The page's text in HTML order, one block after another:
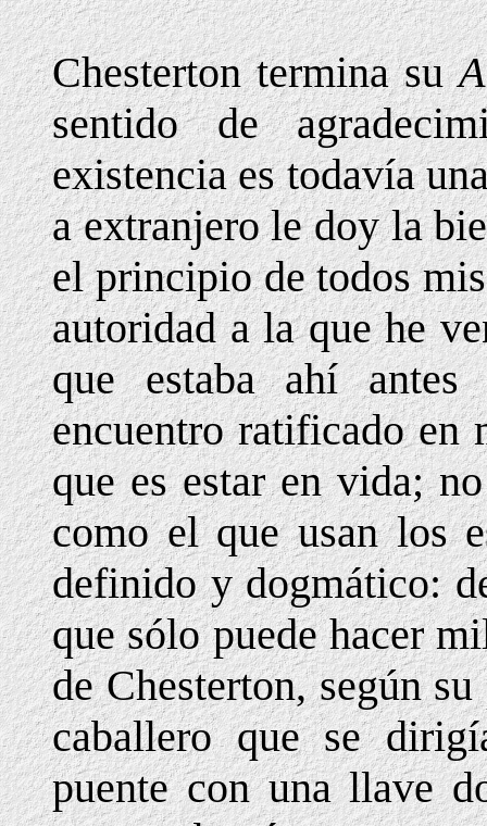
Chesterton termina su
sentido de
existencia es todavía
a extranjero le doy la
el principio de todos
autoridad a la que he
que estaba ahí
encuentro ratificado en
que es estar en vida;
como el que usan los
definido y dogmático:
que sólo puede hacer
de Chesterton, según
caballero que se
puente con una llave